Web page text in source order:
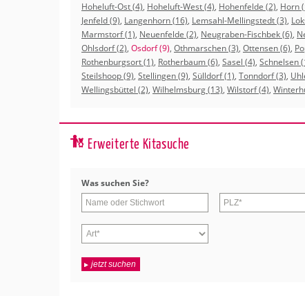
Hoheluft-Ost (4), Hoheluft-West (4), Hohenfelde (2), Horn
Jenfeld (9), Langenhorn (16), Lemsahl-Mellingstedt (3),
Marmstorf (1), Neuenfelde (2), Neugraben-Fischbek (6),
Ohlsdorf (2), Osdorf (9), Othmarschen (3), Ottensen (6),
Rothenburgsort (1), Rotherbaum (6), Sasel (4), Schnelsen
Steilshoop (9), Stellingen (9), Sülldorf (1), Tonndorf (3),
Wellingsbüttel (2), Wilhelmsburg (13), Wilstorf (4),
Erweiterte Kitasuche
Was su­chen Sie?
jetzt suchen